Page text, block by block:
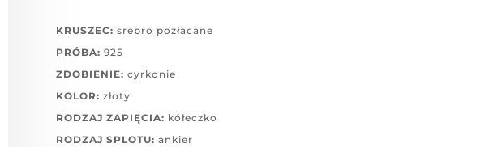
KRUSZEC: srebro pozłacane
PRÓBA: 925
ZDOBIENIE: cyrkonie
KOLOR: złoty
RODZAJ ZAPIĘCIA: kółeczko
RODZAJ SPLOTU: ankier